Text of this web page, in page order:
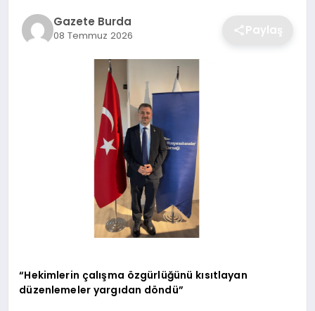
Gazete Burda
08 Temmuz 2026 Paylaş
“Hekimlerin çalışma özgürlüğünü kısıtlayan
düzenlemeler yargıdan döndü”